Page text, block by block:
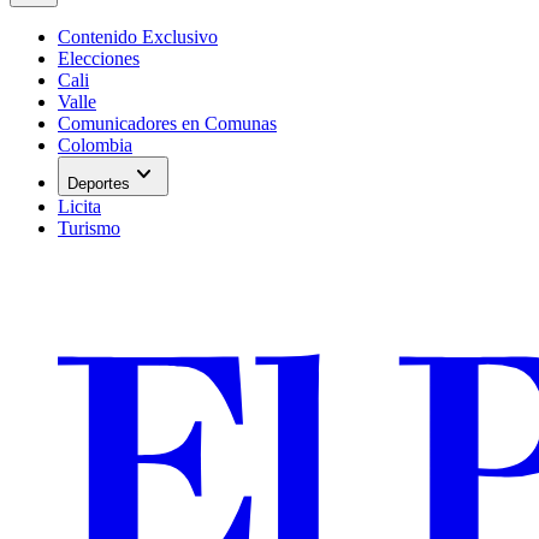
Contenido Exclusivo
Elecciones
Cali
Valle
Comunicadores en Comunas
Colombia
Deportes expand_more
Licita
Turismo